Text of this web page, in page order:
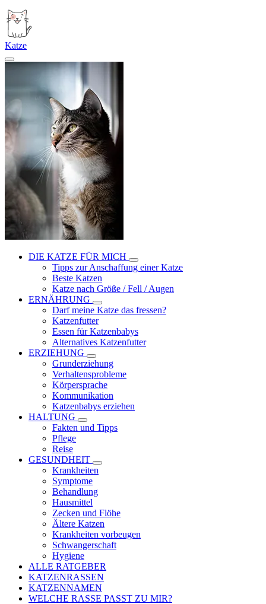
Katze
DIE KATZE FÜR MICH
Tipps zur Anschaffung einer Katze
Beste Katzen
Katze nach Größe / Fell / Augen
ERNÄHRUNG
Darf meine Katze das fressen?
Katzenfutter
Essen für Katzenbabys
Alternatives Katzenfutter
ERZIEHUNG
Grunderziehung
Verhaltensprobleme
Körpersprache
Kommunikation
Katzenbabys erziehen
HALTUNG
Fakten und Tipps
Pflege
Reise
GESUNDHEIT
Krankheiten
Symptome
Behandlung
Hausmittel
Zecken und Flöhe
Ältere Katzen
Krankheiten vorbeugen
Schwangerschaft
Hygiene
ALLE RATGEBER
KATZENRASSEN
KATZENNAMEN
WELCHE RASSE PASST ZU MIR?